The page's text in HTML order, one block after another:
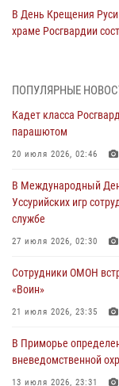
В День Крещения
храме Росгвардии
посвященном Дню
28 июля 2026, 05:39
Уссурийских игр
службе
27 июля 2026, 02:30
разрешительной
сдать оружие за
23 июля 2026, 22:45
Во Владивостоке
магазинах
ПОПУЛЯРНЫЕ
Кадет класса
парашютом
20 июля 2026, 02:46
В Международный
Уссурийских игр
службе
27 июля 2026, 02:30
Сотрудники ОМОН
«Воин»
21 июля 2026, 23:35
В Приморье
вневедомственной
13 июля 2026, 23:31